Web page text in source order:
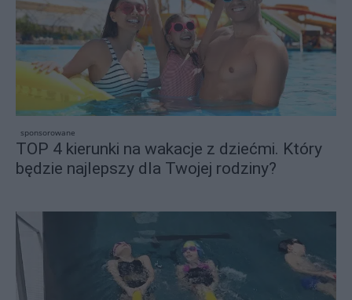
sponsorowane
TOP 4 kierunki na wakacje z dziećmi. Który
będzie najlepszy dla Twojej rodziny?